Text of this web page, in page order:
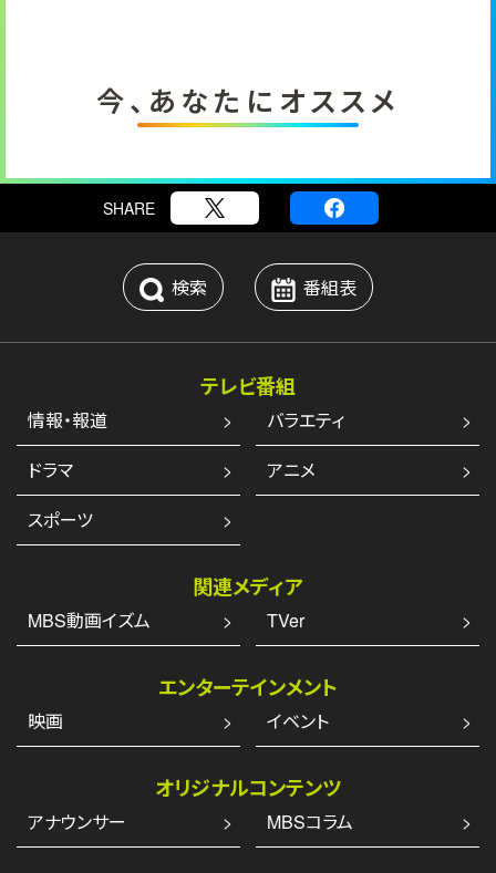
今、あなたにオススメ
SHARE
検索 番組表
テレビ番組
情報・報道
バラエティ
ドラマ
アニメ
スポーツ
関連メディア
MBS動画イズム TVer
エンターテインメント
映画 イベント
オリジナルコンテンツ
アナウンサー MBSコラム